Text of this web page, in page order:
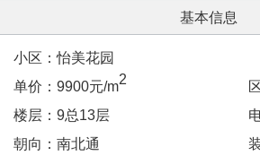
基本信息
小区：怡美花园
单价：9900元/m2
楼层：9总13层
朝向：南北通